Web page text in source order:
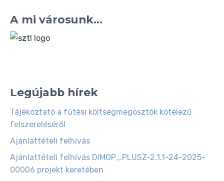
A mi városunk...
Legújabb hírek
Tájékoztató a fűtési költségmegosztók kötelező
felszereléséről
Ajánlattételi felhívás
Ajánlattételi felhívás DIMOP_PLUSZ-2.1.1-24-2025-
00006 projekt keretében